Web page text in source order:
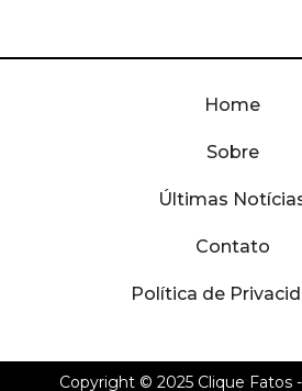
Home
Sobre
Últimas
Contato
Política de
Copyright © 2025 Clique Fatos-